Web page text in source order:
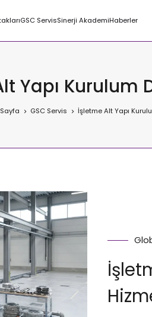
GSC ServisSinerji AkademiHaberler
Yapı Kurulum
GSC Servis İşletme Alt Yapı